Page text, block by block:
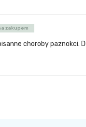
zakupem
choroby paznokci.